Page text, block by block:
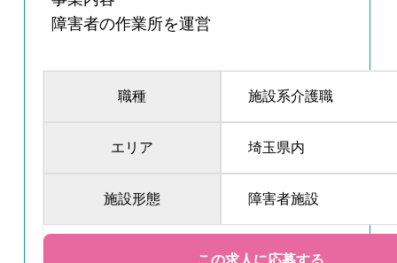
障害者の作業所を運営
職種 施設系介護職
エリア 埼玉県内
施設形態 障害者施設